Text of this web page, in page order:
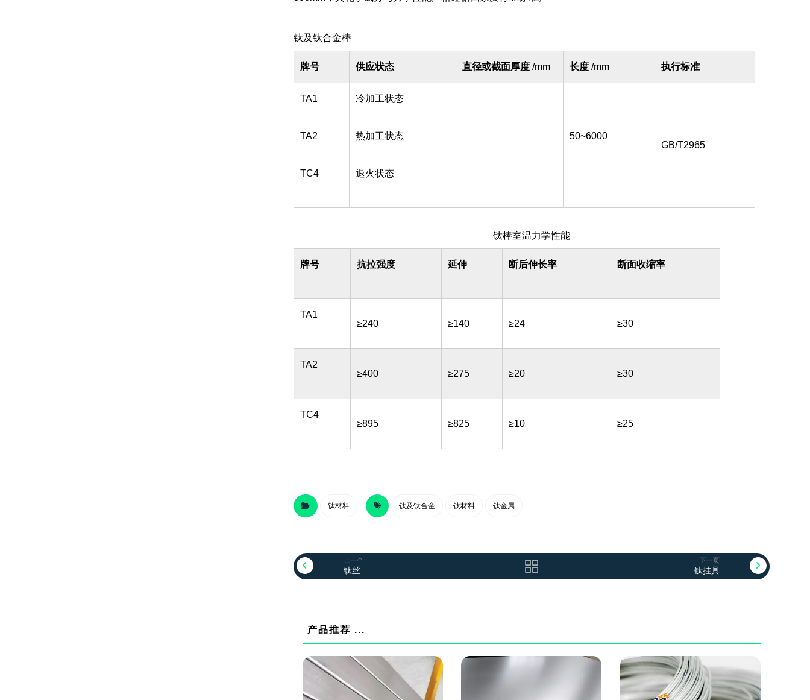
钛及钛合金棒
牌号 供应状态 直径或截面厚度/mm 长度/mm 执行标准
TA1
TA2
TC4
冷加工状态
热加工状态
退火状态
50~6000
GB/T2965
钛棒室温力学性能
牌号 抗拉强度 延伸 断后伸长率 断面收缩率
TA1
≥240
≥140 ≥24 ≥30
TA2
≥400
≥275 ≥20 ≥30
TC4
≥895
≥825 ≥10 ≥25
钛材料 钛及钛合金 钛材料 钛金属
上一个
钛丝
下一页
钛挂具
产品推荐 ...